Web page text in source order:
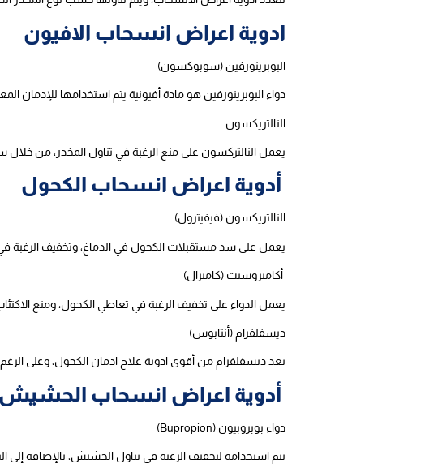
ادوية اعراض انسحاب الافيون
البوبرينورفين (سوبوكسون)
دواء البوبرينورفين هو مادة أفيونية يتم استخدامها
النالتريكسون
يعمل النالتركسون على منع الرغبة في تناول المخدر، من خلال
أدوية اعراض انسحاب الكحول
النالتريكسون (فيفيترول)
يعمل على سد مستقبلات الكحول في الدماغ، وتخفيف الرغبة
أكامبروسيت (كامبرال)
يعمل الدواء على تخفيف الرغبة في تعاطي الكحول، ومنع
ديسفلفرام (أنتابوس)
يعد ديسفلفرام من أقوى ادوية علاج ادمان الكحول، وعلى
أدوية اعراض انسحاب الحشيش
دواء بوبروبيون (Bupropion)
يتم استخدامه لتخفيف الرغبة في تناول الحشيش، بالإضافة إلى